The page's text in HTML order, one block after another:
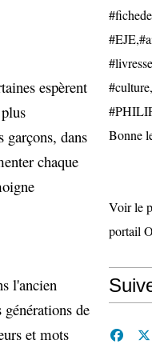
espèrent
dans
chaque
l'ancien
de
et mots
Bonne
Voir le
portail